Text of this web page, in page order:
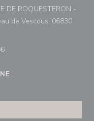
DE ROQUESTERON -
de Vescous, 06830